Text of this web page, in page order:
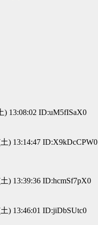
) 13:08:02 ID:uM5fISaX0
土) 13:14:47 ID:X9kDcCPW0
土) 13:39:36 ID:hcmSf7pX0
土) 13:46:01 ID:jiDbSUtc0